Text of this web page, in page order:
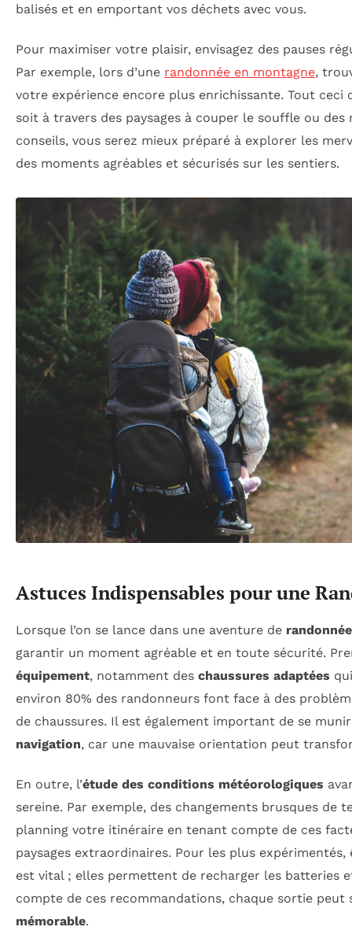
balisés et en emportant vos déchets avec vous.
Pour maximiser votre plaisir, envisagez des pauses
Par exemple, lors d’une randonnée en montagne,
votre expérience encore plus enrichissante. Tout
soit à travers des paysages à couper le souffle ou
conseils, vous serez mieux préparé à explorer les
des moments agréables et sécurisés sur les sentiers.
Astuces Indispensables pour une
Lorsque l’on se lance dans une aventure de randonnée
garantir un moment agréable et en toute sécurité.
équipement, notamment des chaussures adaptées
environ 80% des randonneurs font face à des
de chaussures. Il est également important de se
navigation, car une mauvaise orientation peut
En outre, l’étude des conditions météorologiques
sereine. Par exemple, des changements brusques de
planning votre itinéraire en tenant compte de ces
paysages extraordinaires. Pour les plus
est vital ; elles permettent de recharger les batteries
compte de ces recommandations, chaque sortie
mémorable.